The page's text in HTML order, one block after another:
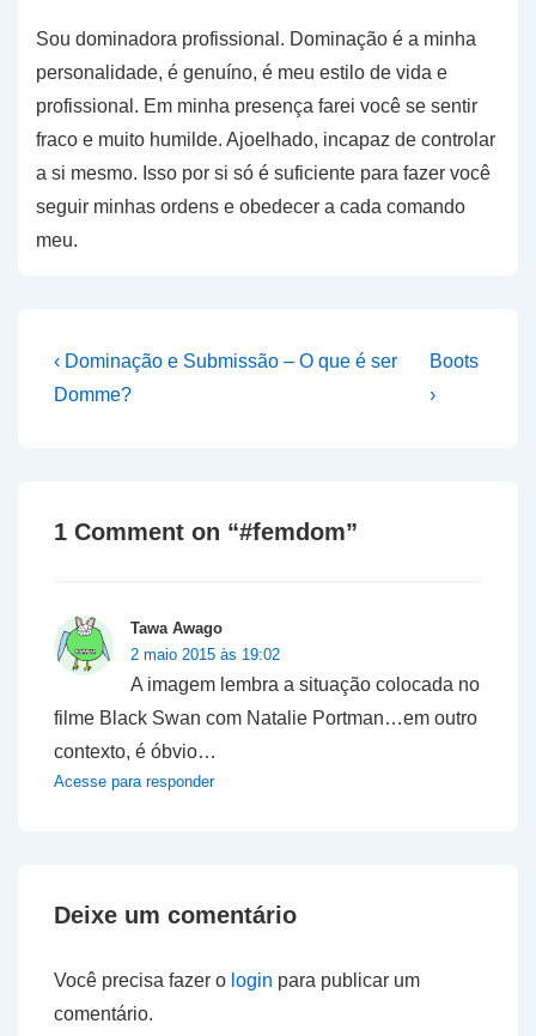
Sou dominadora profissional. Dominação é a minha
personalidade, é genuíno, é meu estilo de vida e
profissional. Em minha presença farei você se sentir
fraco e muito humilde. Ajoelhado, incapaz de controlar
a si mesmo. Isso por si só é suficiente para fazer você
seguir minhas ordens e obedecer a cada comando
meu.
Navegação
de
Previous
Post
‹ Dominação e Submissão – O que é ser
Domme?
Next
Post
Boots
›
1 Comment on “#femdom”
Tawa Awago
2 maio 2015 às 19:02
A imagem lembra a situação colocada no
filme Black Swan com Natalie Portman…em outro
contexto, é óbvio…
Acesse para responder
Deixe um comentário
Você precisa fazer o login para publicar um
comentário.